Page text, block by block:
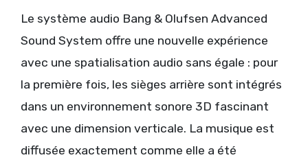
Le système audio Bang & Olufsen Advanced
Sound System offre une nouvelle expérience
avec une spatialisation audio sans égale : pour
la première fois, les sièges arrière sont intégrés
dans un environnement sonore 3D fascinant
avec une dimension verticale. La musique est
diffusée exactement comme elle a été